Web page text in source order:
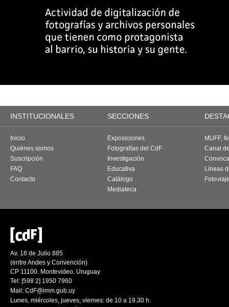
INSTITUCIONALES SECCIONES
Inicio
Quiénes somos
Suscripción
FAQ
Contacto
Exposiciones
Fotografías del CdF
Investigación
Educativa
Catálogo
Mediateca
MUFF,
Canal
Líneas
Av. 18 de Julio 885
(entre Andes y Convención)
CP 11100. Montevideo. Uruguay
Tel: [598 2] 1950 7960
Mail: CdF@imm.gub.uy
Lunes, miércoles, jueves, viernes: de 10 a 19.30 h.